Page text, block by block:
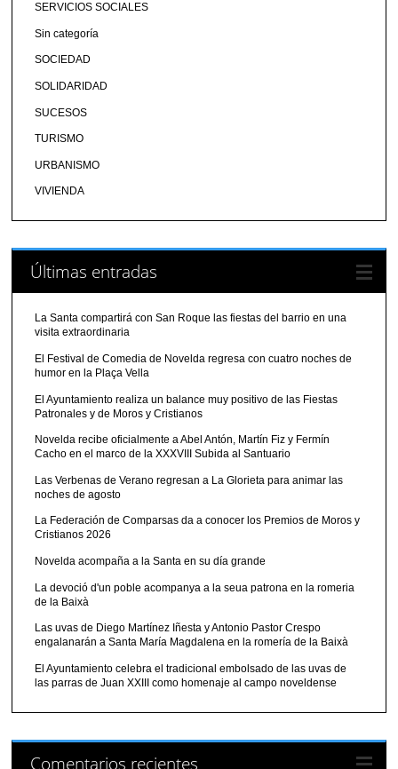
SERVICIOS SOCIALES
Sin categoría
SOCIEDAD
SOLIDARIDAD
SUCESOS
TURISMO
URBANISMO
VIVIENDA
Últimas entradas
La Santa compartirá con San Roque las fiestas del barrio en una
visita extraordinaria
El Festival de Comedia de Novelda regresa con cuatro noches de
humor en la Plaça Vella
El Ayuntamiento realiza un balance muy positivo de las Fiestas
Patronales y de Moros y Cristianos
Novelda recibe oficialmente a Abel Antón, Martín Fiz y Fermín
Cacho en el marco de la XXXVIII Subida al Santuario
Las Verbenas de Verano regresan a La Glorieta para animar las
noches de agosto
La Federación de Comparsas da a conocer los Premios de Moros y
Cristianos 2026
Novelda acompaña a la Santa en su día grande
La devoció d'un poble acompanya a la seua patrona en la romeria
de la Baixà
Las uvas de Diego Martínez Iñesta y Antonio Pastor Crespo
engalanarán a Santa María Magdalena en la romería de la Baixà
El Ayuntamiento celebra el tradicional embolsado de las uvas de
las parras de Juan XXIII como homenaje al campo noveldense
Comentarios recientes